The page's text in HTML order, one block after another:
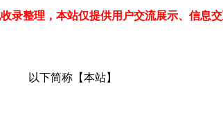
录整理，本站仅提供用户交流展示、信息
以下简称【本站】